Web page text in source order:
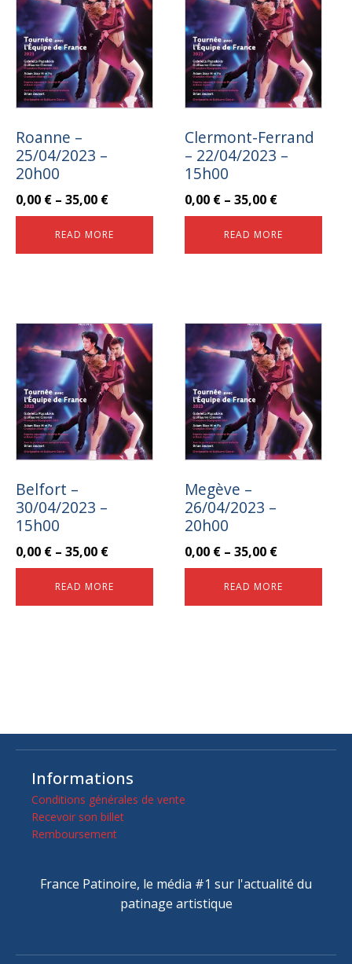
Roanne –
25/04/2023 –
20h00
0,00 € – 35,00 €
READ MORE
Clermont-Ferrand
– 22/04/2023 –
15h00
0,00 € –35,00 €
READ MORE
Belfort –
30/04/2023 –
15h00
0,00 € – 35,00 €
READ MORE
Megève –
26/04/2023 –
20h00
0,00 € –35,00 €
READ MORE
Informations
Conditions générales de vente
Recevoir son billet
Remboursement
France Patinoire, le média #1 sur l'actualité du
patinage artistique